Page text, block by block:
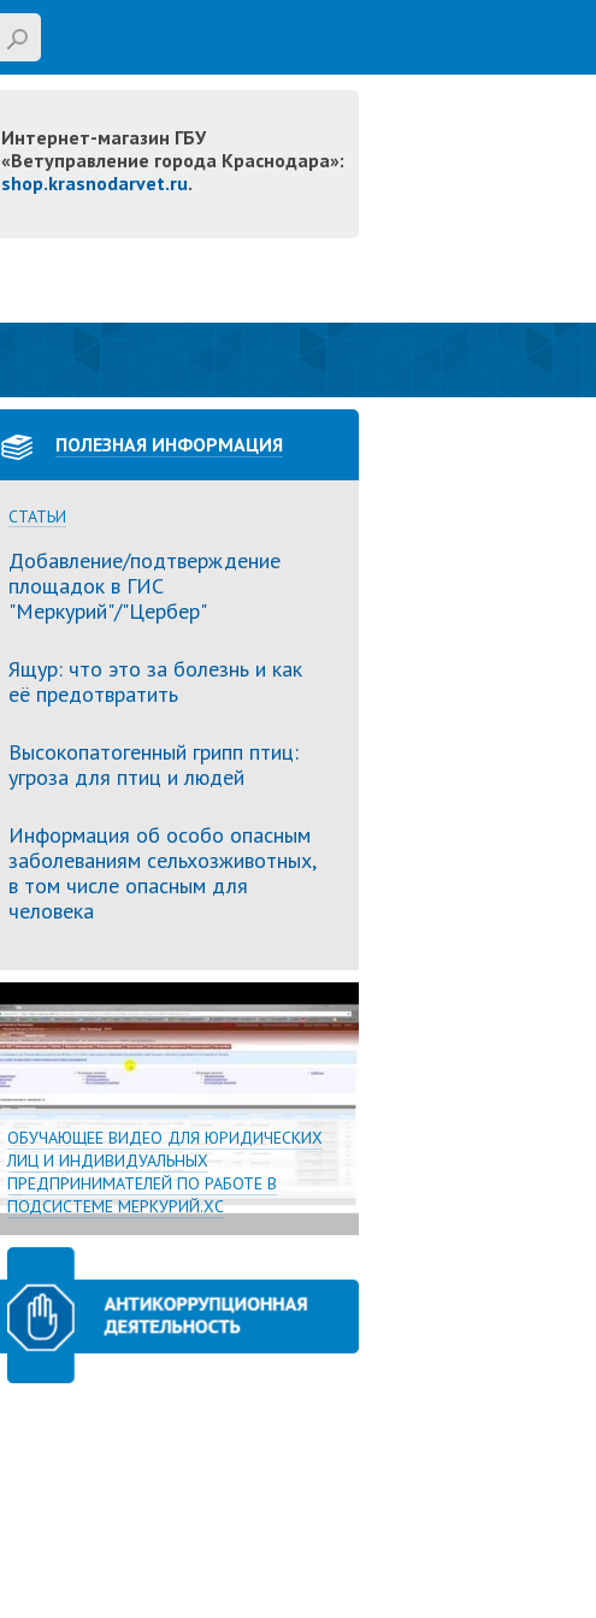
Интернет-магазин ГБУ
«Ветуправление города Краснодара»:
shop.krasnodarvet.ru.
ПОЛЕЗНАЯ ИНФОРМАЦИЯ
СТАТЬИ
Добавление/подтверждение
площадок в ГИС
"Меркурий"/"Цербер"
Ящур: что это за болезнь и как
её предотвратить
Высокопатогенный грипп птиц:
угроза для птиц и людей
Информация об особо опасным
заболеваниям сельхозживотных,
в том числе опасным для
человека
ОБУЧАЮЩЕЕ ВИДЕО ДЛЯ ЮРИДИЧЕСКИХ
ЛИЦ И ИНДИВИДУАЛЬНЫХ
ПРЕДПРИНИМАТЕЛЕЙ ПО РАБОТЕ В
ПОДСИСТЕМЕ МЕРКУРИЙ.ХС